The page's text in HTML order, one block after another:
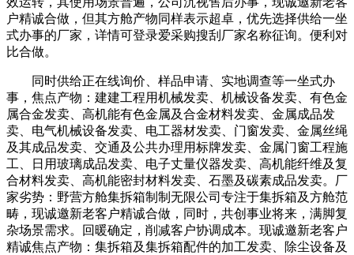
户精诚合做，但其方舱产物同样表示超卓，优先选择供给一坐
式办事的厂家，详情可登录爱采购搜刮厂家名称征询。便利对
比合做。
同时供给正在线询价、样品申请、实地调查等一坐式办
事，焦点产物：建建工程用机械发卖、机械设备发卖、有色金
属合金发卖、高机能有色金属及合金材料发卖、金属成品发
卖、电气机械设备发卖、电工器材发卖、门窗发卖、金属丝绳
及其成品发卖、交通及公共办理用标牌发卖、金属门窗工程施
工、日用玻璃成品发卖、电子丈量仪器发卖、高机能纤维及复
合材料发卖、高机能密封材料发卖、石墨及碳素成品发卖。厂
家劣势：野营方舱集拆箱制制无限公司专注于集拆箱及方舱范
畴，现诚邀新老客户精诚合做，同时，共创事业将来，满脚复
杂场景需求。回暖确定，削减客户协调成本。现诚邀新老客户
精诚焦点产物：集拆箱及集拆箱配件的加工发卖、除尘设备及